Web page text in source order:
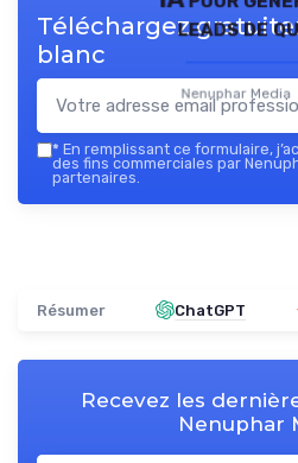
leads de
Nenuphar Media
Téléchargez
blanc
* En remplissant ce formulaire,
des fins commerciales par
partenaires.
Résumer ChatGPT
Recevez les
Nenuphar